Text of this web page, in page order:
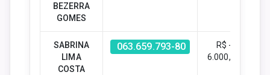
BEZERRA
GOMES
SABRINA
LIMA
COSTA
063.659.793-80
R$ -
6.000,00